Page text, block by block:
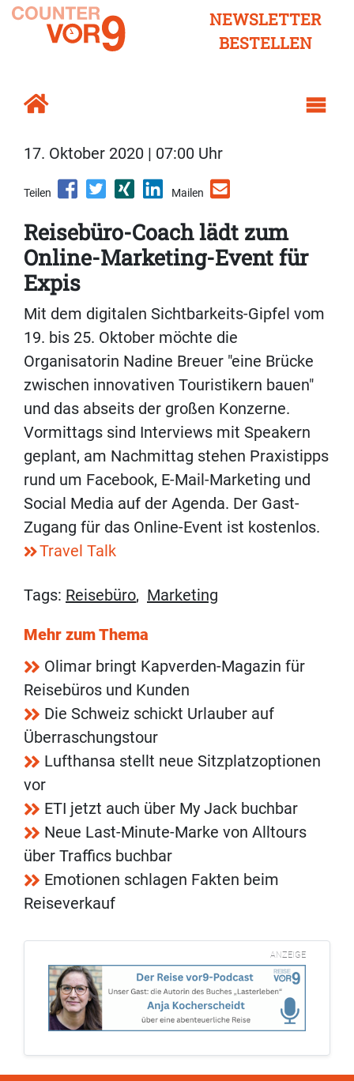
NEWSLETTER
BESTELLEN
17. Oktober 2020 | 07:00 Uhr
Teilen Mailen
Reisebüro-Coach lädt zum
Online-Marketing-Event für
Expis
Mit dem digitalen Sichtbarkeits-Gipfel vom
19. bis 25. Oktober möchte die
Organisatorin Nadine Breuer "eine Brücke
zwischen innovativen Touristikern bauen"
und das abseits der großen Konzerne.
Vormittags sind Interviews mit Speakern
geplant, am Nachmittag stehen Praxistipps
rund um Facebook, E-Mail-Marketing und
Social Media auf der Agenda. Der Gast-
Zugang für das Online-Event ist kostenlos.
Travel Talk
Tags: Reisebüro, Marketing
Mehr zum Thema
Olimar bringt Kapverden-Magazin für
Reisebüros und Kunden
Die Schweiz schickt Urlauber auf
Überraschungstour
Lufthansa stellt neue Sitzplatzoptionen
vor
ETI jetzt auch über My Jack buchbar
Neue Last-Minute-Marke von Alltours
über Traffics buchbar
Emotionen schlagen Fakten beim
Reiseverkauf
ANZEIGE